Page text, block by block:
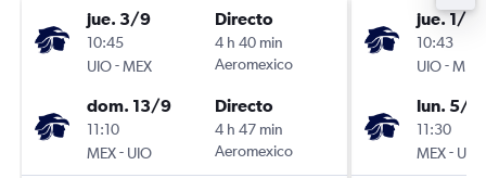
jue. 3/9
10:45
UIO-MEX
Directo
4 h 40 min
Aeromexico
dom. 13/9
11:10
MEX- UIO
Directo
4 h 47 min
Aeromexico
jue. 1/10
10:43
UIO-MEX
lun. 5/
11:30
MEX- UIO